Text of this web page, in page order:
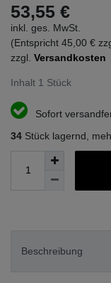
53,55 €
inkl. ges. MwSt.
(Entspricht 45,00 €
zzgl. Versandkosten
Inhalt 1 Stück
Sofort
34 Stück lagernd,
Beschreibung